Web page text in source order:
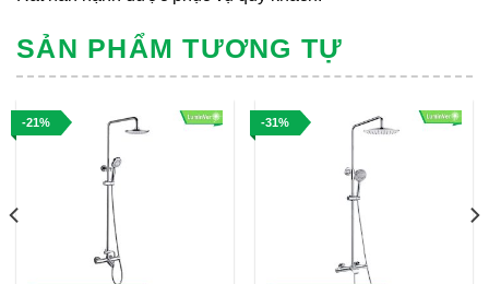
SẢN PHẨM TƯƠNG TỰ
-21% -31%